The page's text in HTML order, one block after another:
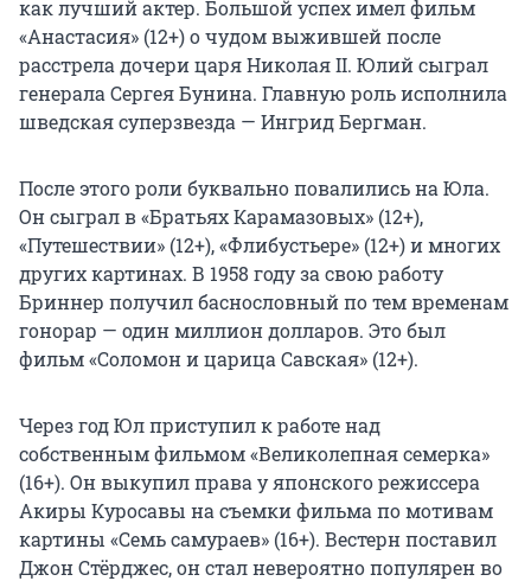
как лучший актер. Большой успех имел фильм
«Анастасия» (12+) о чудом выжившей после
расстрела дочери царя Николая II. Юлий сыграл
генерала Сергея Бунина. Главную роль исполнила
шведская суперзвезда — Ингрид Бергман.
После этого роли буквально повалились на Юла.
Он сыграл в «Братьях Карамазовых» (12+),
«Путешествии» (12+), «Флибустьере» (12+) и многих
других картинах. В 1958 году за свою работу
Бриннер получил баснословный по тем временам
гонорар — один миллион долларов. Это был
фильм «Соломон и царица Савская» (12+).
Через год Юл приступил к работе над
собственным фильмом «Великолепная семерка»
(16+). Он выкупил права у японского режиссера
Акиры Куросавы на съемки фильма по мотивам
картины «Семь самураев» (16+). Вестерн поставил
Джон Стёрджес, он стал невероятно популярен во